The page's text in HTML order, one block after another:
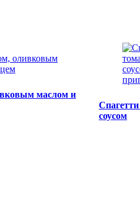
маслом и
соусом